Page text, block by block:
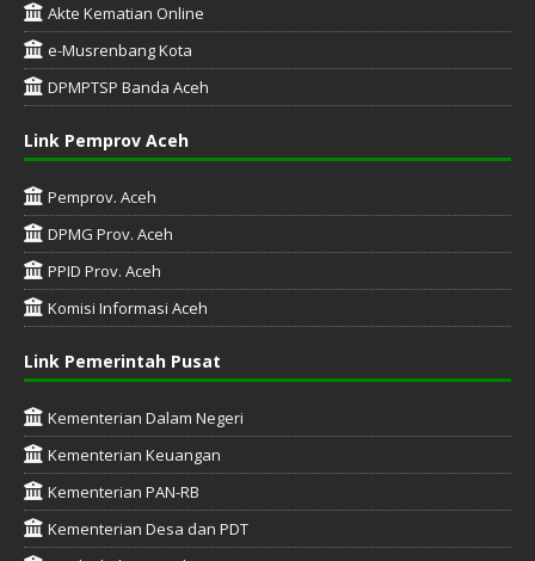
Akte Kematian Online
e-Musrenbang Kota
DPMPTSP Banda Aceh
Link Pemprov Aceh
Pemprov. Aceh
DPMG Prov. Aceh
PPID Prov. Aceh
Komisi Informasi Aceh
Link Pemerintah Pusat
Kementerian Dalam Negeri
Kementerian Keuangan
Kementerian PAN-RB
Kementerian Desa dan PDT